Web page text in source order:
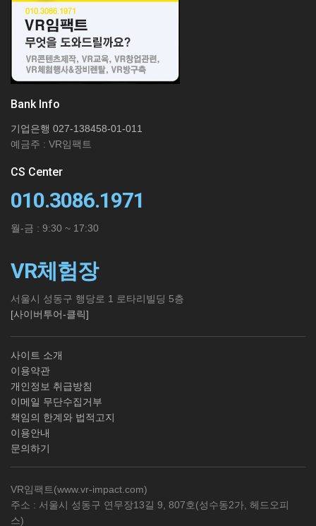
Bank Info
기업은행 027-138458-01-011
예금주 : VR임팩트
CS Center
010.3086.1971
월-금 : 9:30 ~ 17:30
VR체험장
서울시 성동구 행당로 1 로타리빌딩 5층
[사이버투어-클릭]
사이트 소개
이용약관
개인정보 취급방침
이메일 무단수집거부
책임의 한계와 법적고지
이용안내
문의하기
VR임팩트(www.vr-impact.com)
주소 : 서울시 성동구 연무장13길 9, 807호(성수동2가, 헤드오피
스)